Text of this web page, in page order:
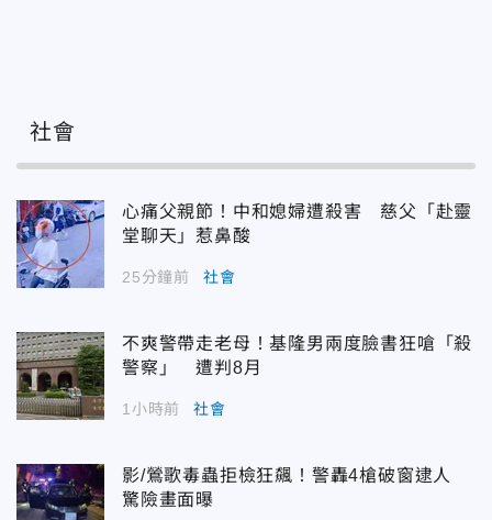
社會
心痛父親節！中和媳婦遭殺害 慈父「赴靈
堂聊天」惹鼻酸
25分鐘前 社會
不爽警帶走老母！基隆男兩度臉書狂嗆「殺
警察」 遭判8月
1小時前 社會
影/鶯歌毒蟲拒檢狂飆！警轟4槍破窗逮人
驚險畫面曝